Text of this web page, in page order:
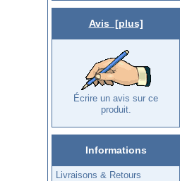
Avis [plus]
Écrire un avis sur ce
produit.
Informations
Livraisons & Retours